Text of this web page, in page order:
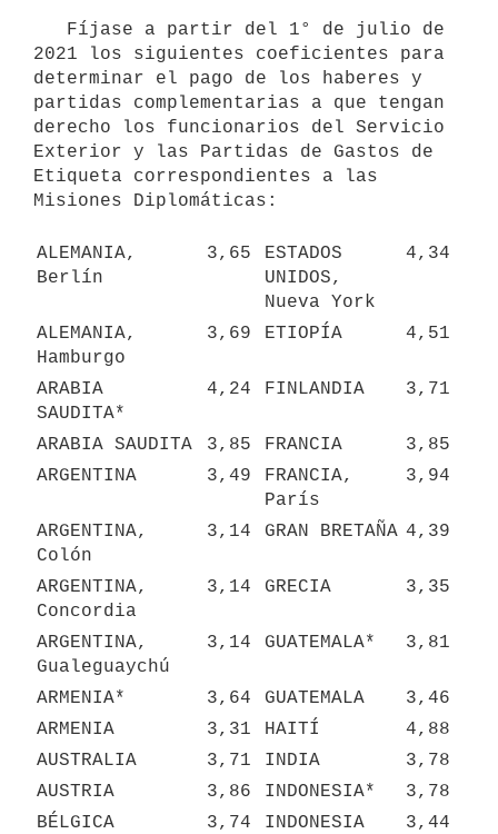
2021 los siguientes coeficientes para
determinar el pago de los haberes y
partidas complementarias a que tengan
derecho los funcionarios del Servicio
Exterior y las Partidas de Gastos de
Etiqueta correspondientes a las
Misiones Diplomáticas:
ALEMANIA,
Berlín
3,65
ESTADOS
UNIDOS,
Nueva York
4,34
ALEMANIA,
Hamburgo
3,69 ETIOPÍA 4,51
ARABIA
SAUDITA*
4,24 FINLANDIA 3,71
ARABIA SAUDITA 3,85 FRANCIA
3,85
ARGENTINA
3,49
FRANCIA,
París
3,94
ARGENTINA,
Colón
3,14 GRAN BRETAÑA 4,39
ARGENTINA,
Concordia
3,14 GRECIA 3,35
ARGENTINA,
Gualeguaychú
3,14 GUATEMALA* 3,81
ARMENIA* 3,64 GUATEMALA
3,46
ARMENIA
3,31 HAITÍ
4,88
AUSTRALIA
3,71 INDIA
3,78
AUSTRIA
3,86 INDONESIA*
3,78
BÉLGICA
3,74 INDONESIA
3,44